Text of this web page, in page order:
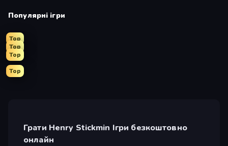
Популярні ігри
Top
Top
Top
Top
Грати Henry Stickmin Ігри безкоштовно
онлайн